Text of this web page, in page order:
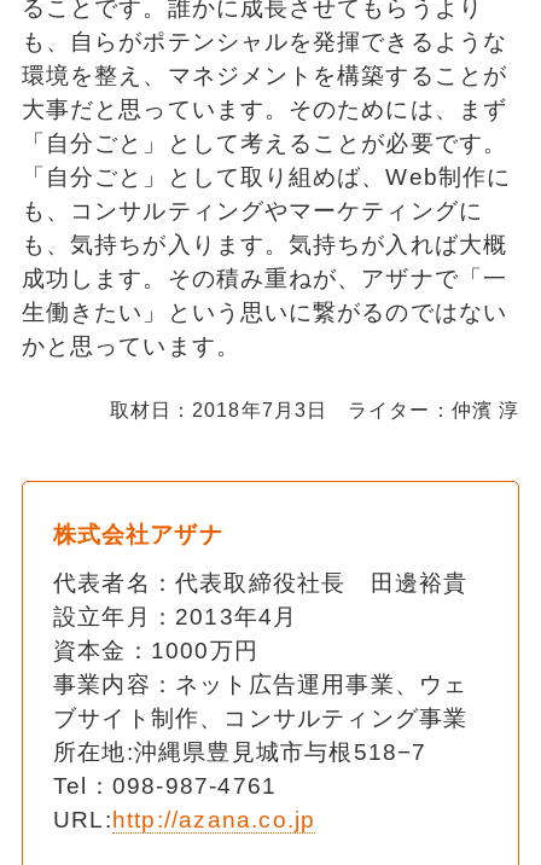
ることです。誰かに成長させてもらうより
も、自らがポテンシャルを発揮できるような
環境を整え、マネジメントを構築することが
大事だと思っています。そのためには、まず
「自分ごと」として考えることが必要です。
「自分ごと」として取り組めば、Web制作に
も、コンサルティングやマーケティングに
も、気持ちが入ります。気持ちが入れば大概
成功します。その積み重ねが、アザナで「一
生働きたい」という思いに繋がるのではない
かと思っています。
取材日：2018年7月3日 ライター：仲濱 淳
株式会社アザナ
代表者名：代表取締役社長 田邊裕貴
設立年月：2013年4月
資本金：1000万円
事業内容：ネット広告運用事業、ウェ
ブサイト制作、コンサルティング事業
所在地:沖縄県豊見城市与根518−7
Tel：098-987-4761
URL: http://azana.co.jp